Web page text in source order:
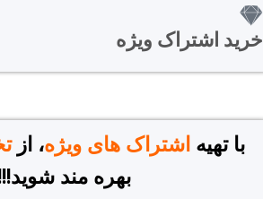
خرید اشتراک ویژه
با تهیه اشتراک های ویژه، از
بهره مند